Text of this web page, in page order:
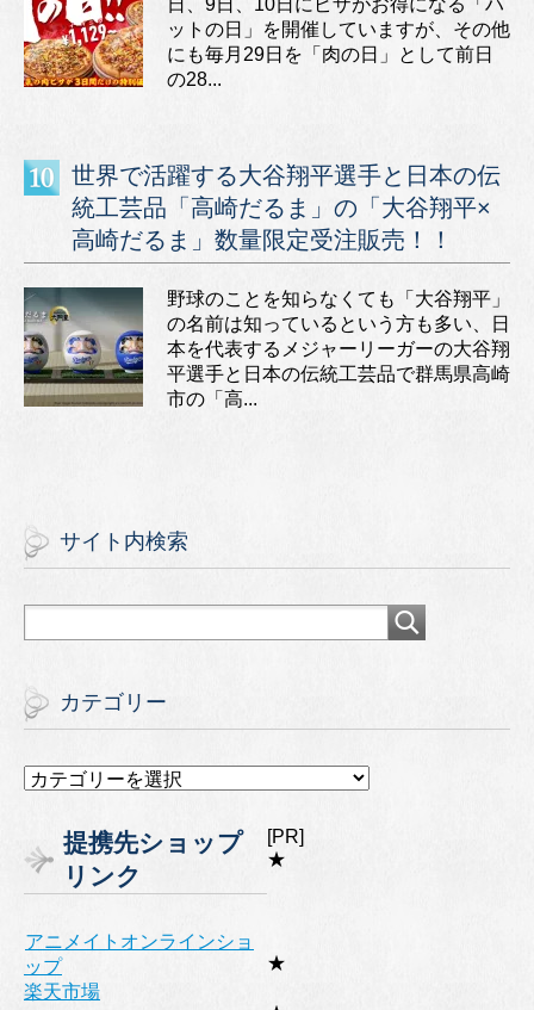
日、9日、10日にピザがお得になる「ハ
ットの日」を開催していますが、その他
にも毎月29日を「肉の日」として前日
の28...
世界で活躍する大谷翔平選手と日本の伝
統工芸品「高崎だるま」の「大谷翔平×
高崎だるま」数量限定受注販売！！
野球のことを知らなくても「大谷翔平」
の名前は知っているという方も多い、日
本を代表するメジャーリーガーの大谷翔
平選手と日本の伝統工芸品で群馬県高崎
市の「高...
サイト内検索
カテゴリー
カ
リ
ー
提携先ショップ
リンク
[PR]
★
アニメイトオンラインショ
ップ
★
楽天市場